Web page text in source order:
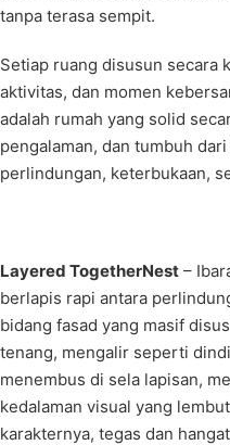
tanpa terasa sempit.
Setiap ruang disusun secara
aktivitas, dan momen
adalah rumah yang solid
pengalaman, dan tumbuh
perlindungan, keterbukaan,
Layered TogetherNest –
berlapis rapi antara
bidang fasad yang masif
tenang, mengalir seperti
menembus di sela lapisan,
kedalaman visual yang
karakternya, tegas dan